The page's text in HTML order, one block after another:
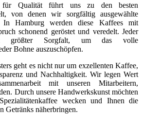
für Qualität führt uns zu den besten
von denen wir sorgfältig ausgewählte
In Hamburg werden diese Kaffees mit
schonend geröstet und veredelt. Jeder
größter Sorgfalt, um das volle
Bohne auszuschöpfen.
geht es nicht nur um exzellenten Kaffee,
und Nachhaltigkeit. Wir legen Wert
mit unseren Mitarbeitern,
Durch unsere Handwerkskunst möchten
wecken und Ihnen die
Getränks näherbringen.